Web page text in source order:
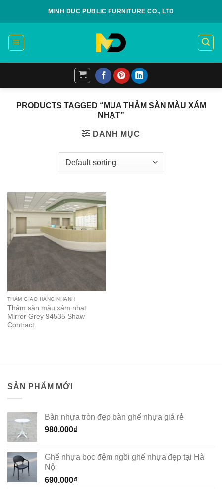
MINH DUC PUBLIC FURNITURE CO., LTD
PRODUCTS TAGGED “MUA THẢM SÀN MÀU XÁM
NHẠT”
DANH MỤC
THẢM GIAO HÀNG NHANH
Thảm sàn màu xám nhạt
Mirror Grey 94535 Shaw
Contract
SẢN PHẨM MỚI
Bàn nhựa tròn đẹp bàn ghế nhựa giá rẻ
980.000₫
Ghế nhựa bọc đệm ngồi ghế nhựa đẹp tại Hà
Nội
690.000₫